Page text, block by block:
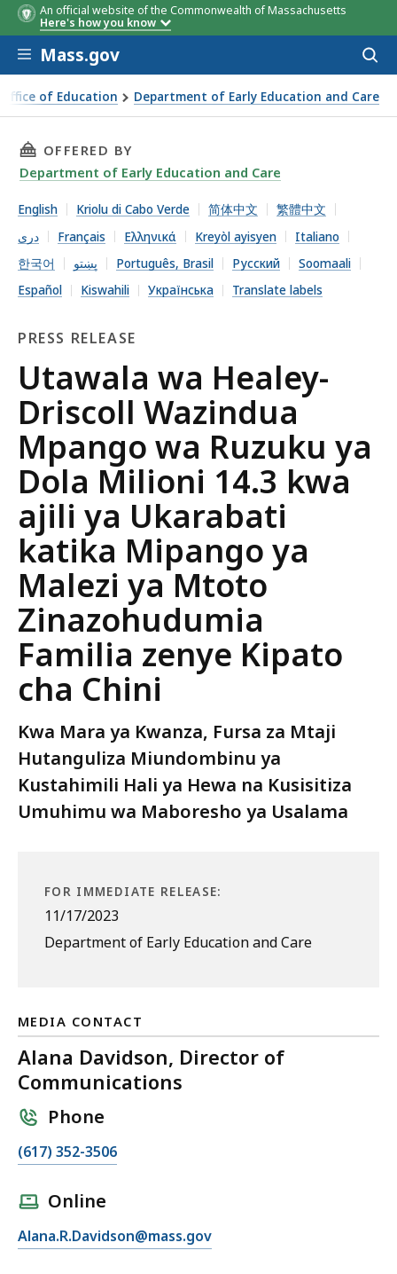
An official website of the Commonwealth of Massachusetts
Here's how you know
Skip to main content
Mass.gov
of Education Department of Early Education and Care
Driscoll Wazindua Mpango wa Ruzuku ya Dola
THIS PAGE, UTAWALA WA HEALEY-DRISCOLL
OFFERED BY
Department of Early Education and Care
English Kriolu di Cabo Verde 简体中文
繁體中文
دری
Français Ελληνικά Kreyòl ayisyen
Italiano
한국어
پښتو Português, Brasil Русский
Soomaali
Español
Kiswahili Українська Translate labels
PRESS RELEASE
Press
Release
Utawala wa Healey-
Driscoll Wazindua
Mpango wa Ruzuku ya
Dola Milioni 14.3 kwa
ajili ya Ukarabati
katika Mipango ya
Malezi ya Mtoto
Zinazohudumia
Familia zenye Kipato
cha Chini
Kwa Mara ya Kwanza, Fursa za Mtaji
Hutanguliza Miundombinu ya
Kustahimili Hali ya Hewa na Kusisitiza
Umuhimu wa Maboresho ya Usalama
FOR IMMEDIATE RELEASE:
11/17/2023
Department of Early Education and Care
MEDIA CONTACT
Alana Davidson, Director of
Communications
Phone
C
A
(617) 352-3506
Online
E
Alana.R.Davidson@mass.gov